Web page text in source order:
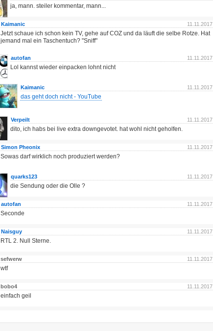
ja, mann. steiler kommentar, mann...
11.11.2017
Kaimanic
Jetzt schaue ich schon kein TV, gehe auf COZ und da läuft die selbe Rotze. Hat
jemand mal ein Taschentuch? "Sniff"
11.11.2017
autofan
Lol kannst wieder einpacken lohnt nicht
11.11.2017
Kaimanic
das geht doch nicht - YouTube
11.11.2017
Verpeilt
dito, ich habs bei live extra downgevotet. hat wohl nicht geholfen.
11.11.2017
Simon Pheonix
Sowas darf wirklich noch produziert werden?
11.11.2017
quarks123
die Sendung oder die Olle ?
11.11.2017
autofan
Seconde
11.11.2017
Naisguy
RTL 2. Null Sterne.
11.11.2017
sefwerw
wtf
11.11.2017
bobo4
einfach geil